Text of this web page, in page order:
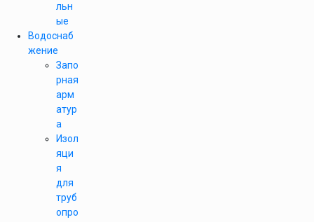
льн
ые
Водоснаб
жение
Запо
рная
арм
атур
а
Изол
яци
я
для
труб
опро